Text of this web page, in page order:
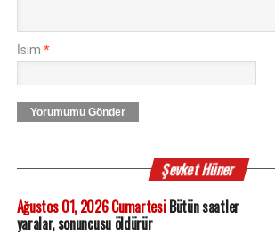
İsim *
Yorumumu Gönder
Şevket Hüner
Ağustos 01, 2026 CumartesiBütün saatler
yaralar, sonuncusu öldürür